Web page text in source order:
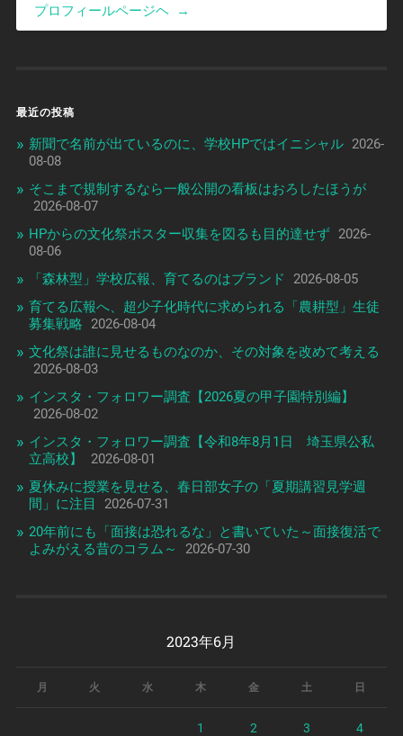
プロフィールページヘ
→
最近の投稿
新聞で名前が出ているのに、学校HPではイニシャル 2026-
08-08
そこまで規制するなら一般公開の看板はおろしたほうが
2026-08-07
HPからの文化祭ポスター収集を図るも目的達せず 2026-
08-06
「森林型」学校広報、育てるのはブランド
2026-08-05
育てる広報へ、超少子化時代に求められる「農耕型」生徒
募集戦略
2026-08-04
文化祭は誰に見せるものなのか、その対象を改めて考える
2026-08-03
インスタ・フォロワー調査【2026夏の甲子園特別編】
2026-08-02
インスタ・フォロワー調査【令和8年8月1日 埼玉県公私
立高校】
2026-08-01
夏休みに授業を見せる、春日部女子の「夏期講習見学週
間」に注目
2026-07-31
20年前にも「面接は恐れるな」と書いていた～面接復活で
よみがえる昔のコラム～
2026-07-30
2023年6月
月 火 水 木 金 土 日
1 2 3 4